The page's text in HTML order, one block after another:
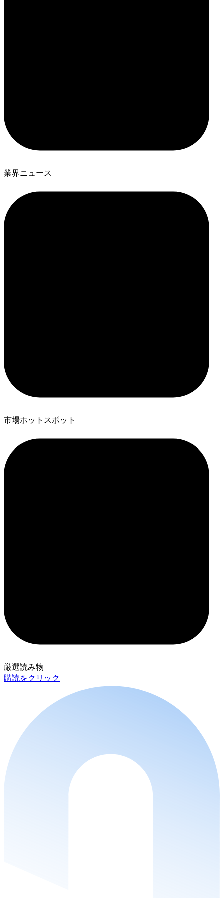
業界ニュース
市場ホットスポット
厳選読み物
購読をクリック